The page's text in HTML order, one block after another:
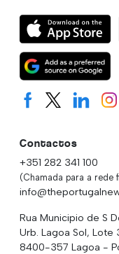
Contactos
+351 282 341 100
(Chamada para a rede
Rua Municipio de S
Urb. Lagoa Sol, Lote
8400-357 Lagoa -